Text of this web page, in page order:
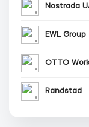
Nostrada
EWL Group
OTTO
Randstad